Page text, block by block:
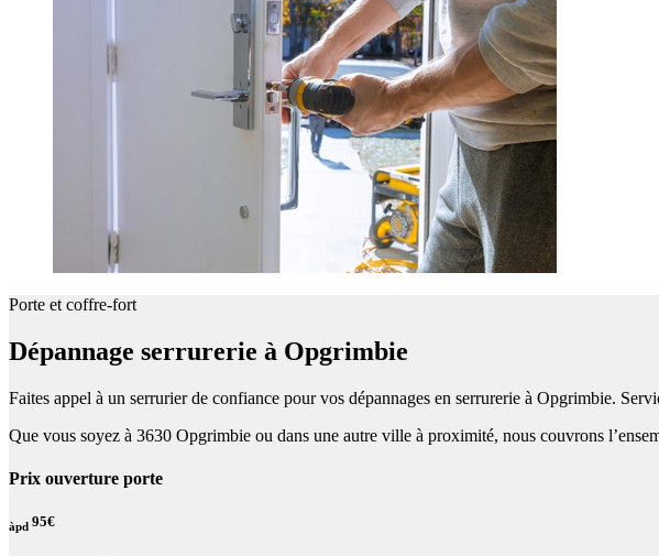
Porte et coffre-fort
Dépannage serrurerie à Opgrimbie
Faites appel à un serrurier de confiance pour vos dépannages en serrurerie à Opgrimbie.
Que vous soyez à 3630 Opgrimbie ou dans une autre ville à proximité, nous couvrons
Prix ouverture porte
àpd 95€